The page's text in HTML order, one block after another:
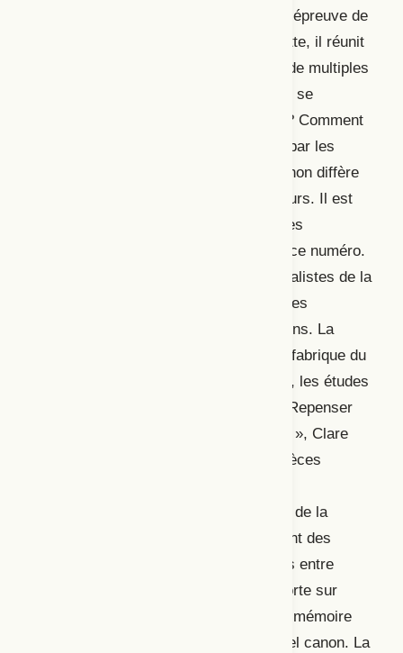
s’intitule « Le canon théâtral à l’épreuve de
l’histoire ». Dirigé par Florence Naugrette, il réunit
des chercheur·euses qui s’interrogent de multiples
façons sur ce sujet. Comment le canon se
constitue-t-il? Propage-t-il des mythes? Comment
est-il légitimé? Comment est-il abordé par les
chercheur·euses et les artistes? Le canon diffère
selon les lieux, les époques et les valeurs. Il est
donc amené à faire débat, à susciter des
questions, lesquelles sont au cœur de ce numéro.
À travers vingt-trois articles, des spécialistes de la
recherche théâtrale ainsi que des artistes
travaillent à répondre à ces interrogations. La
première partie du numéro porte sur la fabrique du
canon par l’histoire littéraire, la critique, les études
théâtrales et la scène. Dans l’article « Repenser
les canons des pièces révolutionnaires », Clare
Siviter s’intéresse à l’inscription des pièces
communicationnelles (une composante de la
mémoire collective qui inclut uniquement des
informations issues de communications entre
individus). Plus précisément, l’étude porte sur
l’influence que peut exercer ce type de mémoire
sur le passage des pièces à un éventuel canon. La